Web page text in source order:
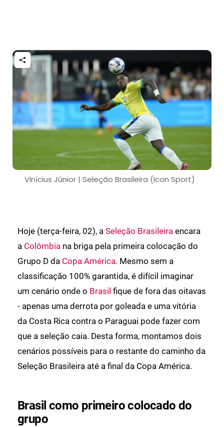
Vinícius Júnior | Seleção Brasileira (Icon Sport)
Hoje (terça-feira, 02), a Seleção Brasileira encara
a Colômbia na briga pela primeira colocação do
Grupo D da Copa América. Mesmo sem a
classificação 100% garantida, é difícil imaginar
um cenário onde o Brasil fique de fora das oitavas
- apenas uma derrota por goleada e uma vitória
da Costa Rica contra o Paraguai pode fazer com
que a seleção caia. Desta forma, montamos dois
cenários possíveis para o restante do caminho da
Seleção Brasileira até a final da Copa América.
Brasil como primeiro colocado do
grupo